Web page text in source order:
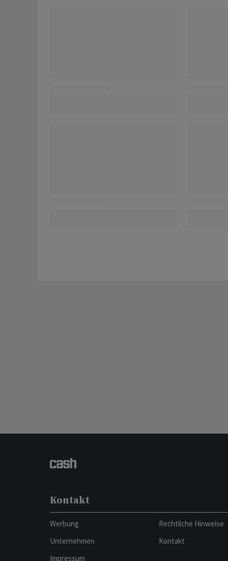
Kontakt
Werbung
Unternehmen
Impressum
Rechtliche Hinweise
Kontakt